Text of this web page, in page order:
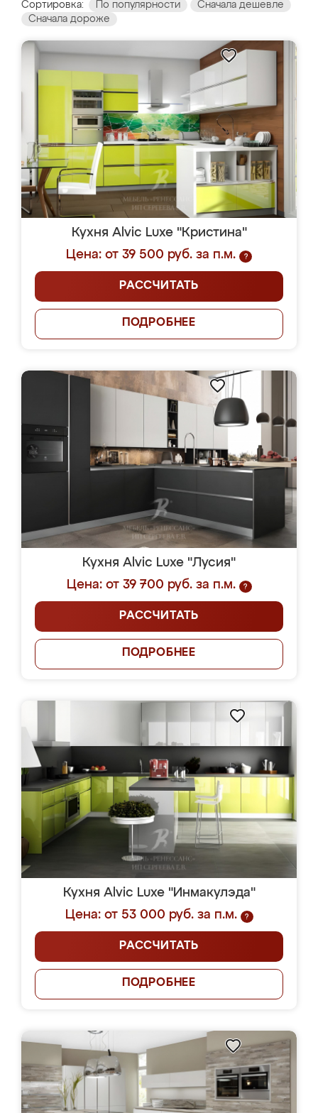
Сортировка: По популярности
Сначала дешевле
Сначала дороже
Кухня Alvic Luxe "Кристина"
Цена: от 39 500 руб. за п.м.
?
РАССЧИТАТЬ
ПОДРОБНЕЕ
Кухня Alvic Luxe "Лусия"
Цена: от 39 700 руб. за п.м.
?
РАССЧИТАТЬ
ПОДРОБНЕЕ
Кухня Alvic Luxe "Инмакулэда"
Цена: от 53 000 руб. за п.м.
?
РАССЧИТАТЬ
ПОДРОБНЕЕ